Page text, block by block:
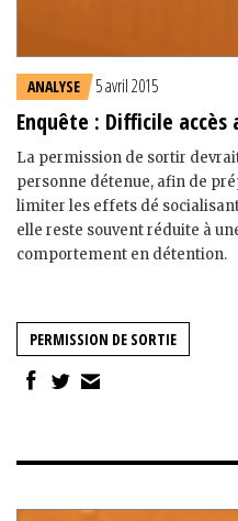
ANALYSE 5 avril 2015
Enquête : Difficile
La permission de sortir
personne détenue, afin de
limiter les effets dé
elle reste souvent réduite à
comportement en détention.
PERMISSION DE SORTIE